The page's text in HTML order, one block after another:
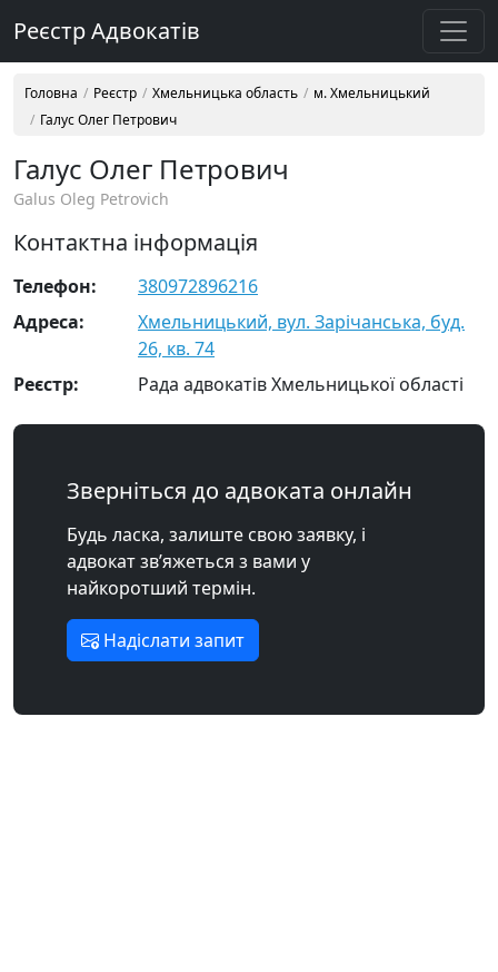
Реєстр Адвокатів
Головна Реєстр Хмельницька область
м. Хмельницький
Галус Олег Петрович
Галус Олег Петрович
Galus Oleg Petrovich
Контактна інформація
Телефон:
380972896216
Адреса:
Хмельницький, вул. Зарічанська, буд.
26, кв. 74
Реєстр:
Рада адвокатів Хмельницької області
Зверніться до адвоката онлайн
Будь ласка, залиште свою заявку, і
адвокат зв’яжеться з вами у
найкоротший термін.
Надіслати запит